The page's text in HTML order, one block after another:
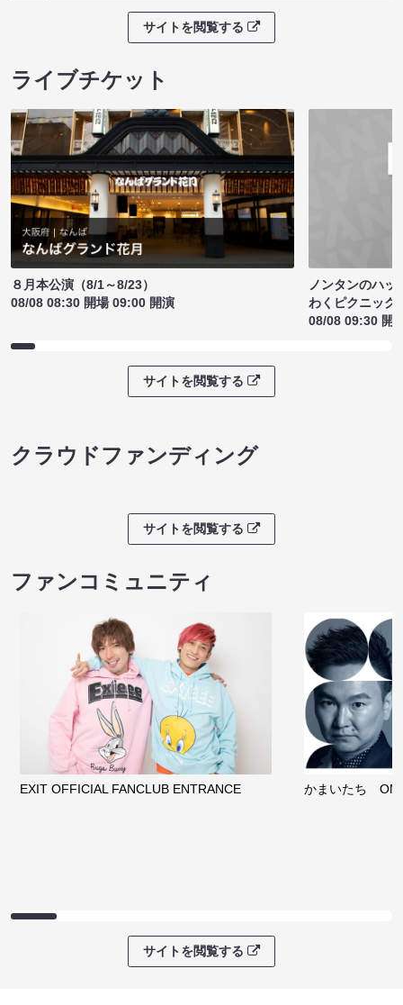
サイトを閲覧する
ライブチケット
８月本公演（8/1～8/23）
08/08 08:30 開場 09:00 開演
ノンタンのハッ
わくピクニック
08/08 09:30 開
サイトを閲覧する
クラウドファンディング
サイトを閲覧する
ファンコミュニティ
EXIT OFFICIAL FANCLUB ENTRANCE かまいたち
サイトを閲覧する